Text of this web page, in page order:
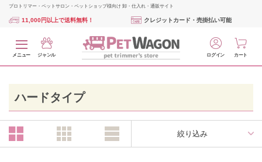
プロトリマー・ペットサロン・ペットショップ様向け 卸・仕入れ・通販サイト
11,000円以上で送料無料！ クレジットカード・売掛払い可能
メニュー ジャンル ログイン カート
ハードタイプ
絞り込み